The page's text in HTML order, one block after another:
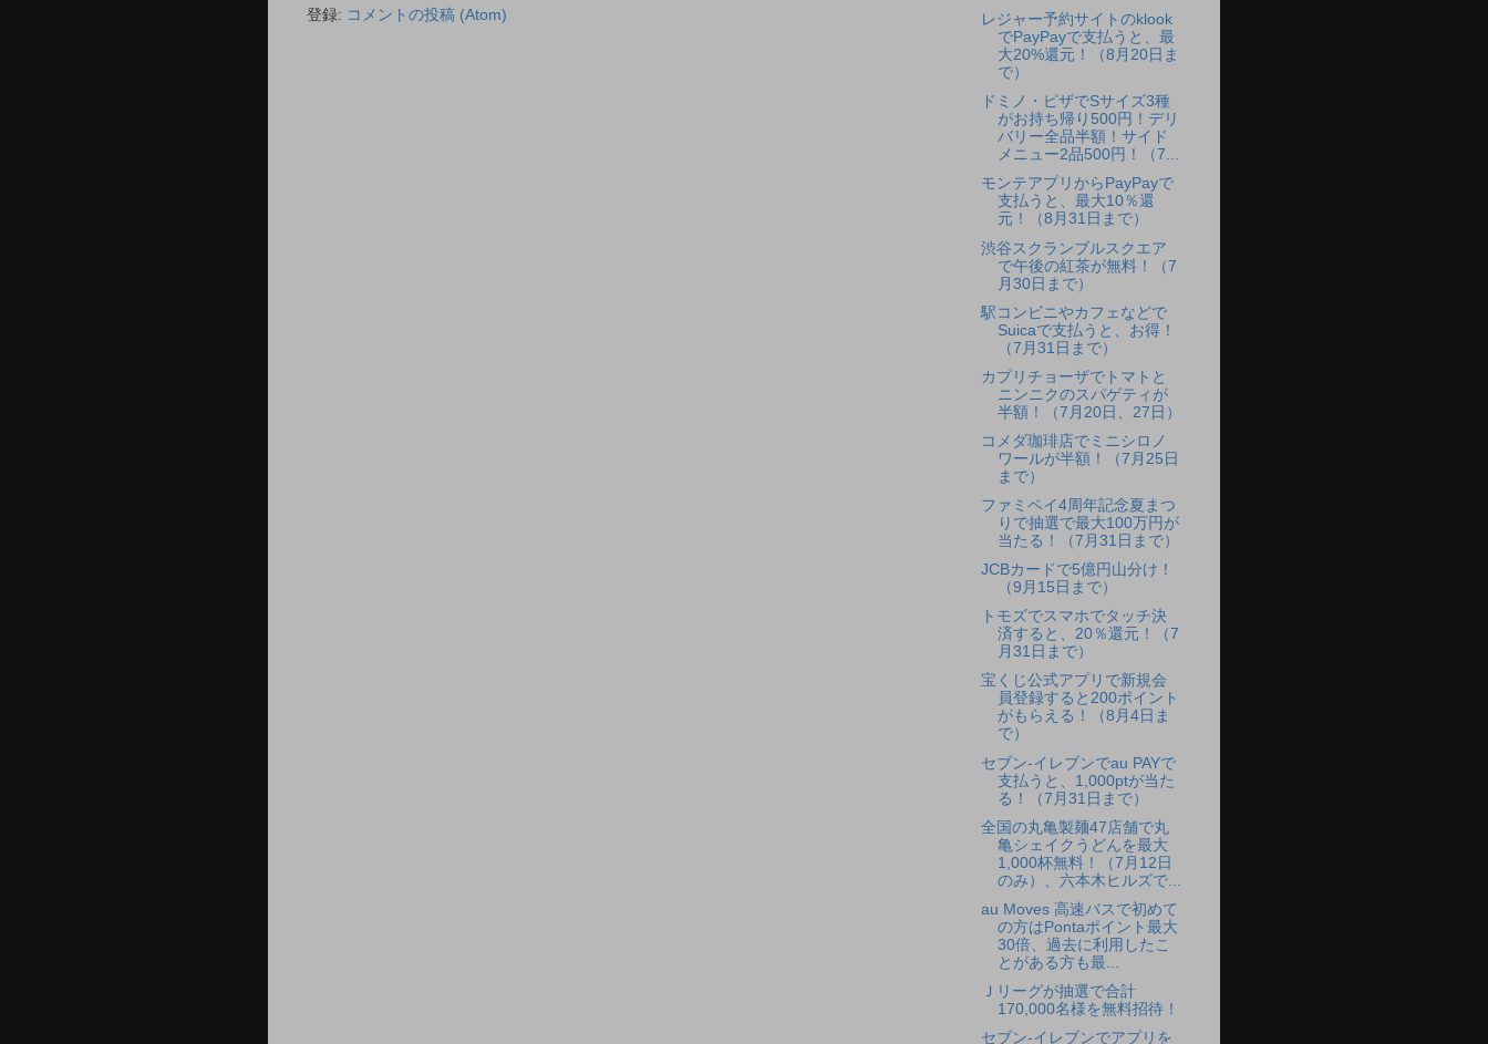
登録: コメントの投稿 (Atom)
レジャー予約サイトのklook
でPayPayで支払うと、最
大20%還元！（8月20日ま
で）
ドミノ・ピザでSサイズ3種
がお持ち帰り500円！デリ
バリー全品半額！サイド
メニュー2品500円！（7...
モンテアプリからPayPayで
支払うと、最大10％還
元！（8月31日まで）
渋谷スクランブルスクエア
で午後の紅茶が無料！（7
月30日まで）
駅コンビニやカフェなどで
Suicaで支払うと、お得！
（7月31日まで）
カプリチョーザでトマトと
ニンニクのスパゲティが
半額！（7月20日、27日）
コメダ珈琲店でミニシロノ
ワールが半額！（7月25日
まで）
ファミペイ4周年記念夏まつ
りで抽選で最大100万円が
当たる！（7月31日まで）
JCBカードで5億円山分け！
（9月15日まで）
トモズでスマホでタッチ決
済すると、20％還元！（7
月31日まで）
宝くじ公式アプリで新規会
員登録すると200ポイント
がもらえる！（8月4日ま
で）
セブン-イレブンでau PAYで
支払うと、1,000ptが当た
る！（7月31日まで）
全国の丸亀製麺47店舗で丸
亀シェイクうどんを最大
1,000杯無料！（7月12日
のみ）、六本木ヒルズで...
au Moves 高速バスで初めて
の方はPontaポイント最大
30倍、過去に利用したこ
とがある方も最...
Ｊリーグが抽選で合計
170,000名様を無料招待！
セブン-イレブンでアプリを